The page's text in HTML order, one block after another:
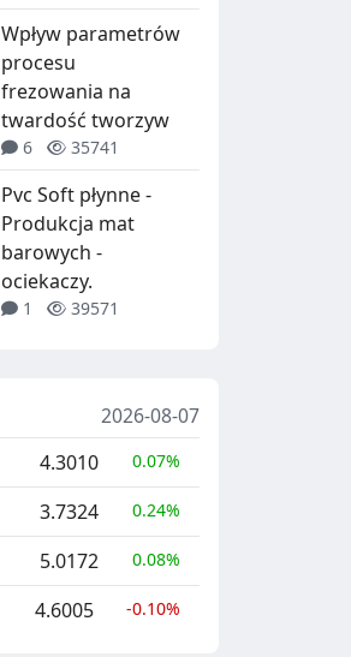
Wpływ parametrów
procesu
frezowania na
twardość tworzyw
6 35741
Pvc Soft płynne -
Produkcja mat
barowych -
ociekaczy.
1 39571
2026-08-07
4.3010 0.07%
3.7324 0.24%
5.0172 0.08%
4.6005 -0.10%